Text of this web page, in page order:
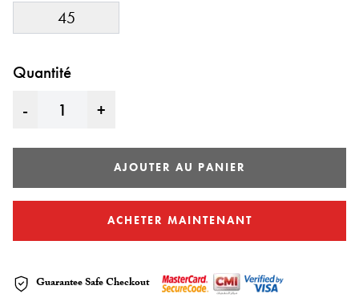
45
Quantité
-
+
AJOUTER AU PANIER
ACHETER MAINTENANT
Guarantee Safe Checkout